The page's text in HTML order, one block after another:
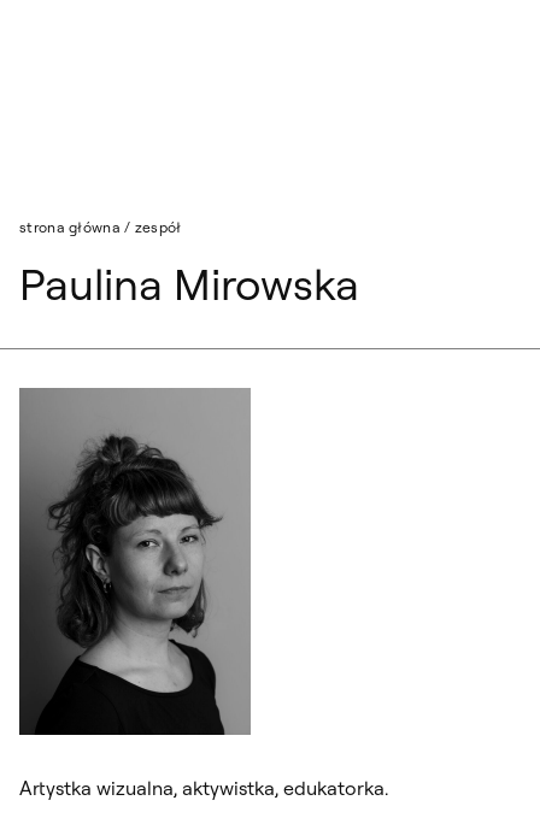
strona główna / zespół
Paulina Mirowska
Artystka wizualna, aktywistka, edukatorka.